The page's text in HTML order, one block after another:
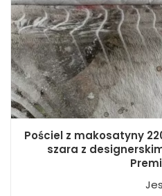
Pościel z makosatyny
szara z